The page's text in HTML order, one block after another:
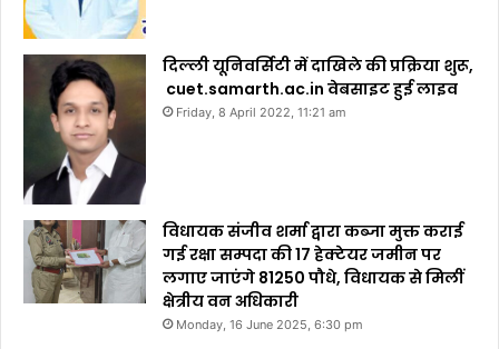
दिल्ली यूनिवर्सिटी में दाखिले की प्रक्रिया शुरू,
cuet.samarth.ac.in वेबसाइट हुई लाइव
Friday, 8 April 2022, 11:21 am
विधायक संजीव शर्मा द्वारा कब्जा मुक्त कराई
गई रक्षा सम्पदा की 17 हेक्टेयर जमीन पर
लगाए जाएंगे 81250 पौधे, विधायक से मिलीं
क्षेत्रीय वन अधिकारी
Monday, 16 June 2025, 6:30 pm